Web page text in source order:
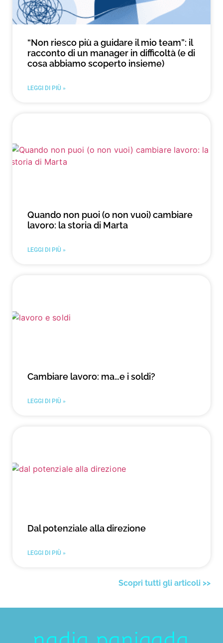
“Non riesco più a guidare il mio team”: il
racconto di un manager in difficoltà (e di
cosa abbiamo scoperto insieme)
LEGGI DI PIÙ »
Quando non puoi (o non vuoi) cambiare
lavoro: la storia di Marta
LEGGI DI PIÙ »
Cambiare lavoro: ma…e i soldi?
LEGGI DI PIÙ »
Dal potenziale alla direzione
LEGGI DI PIÙ »
Scopri tutti gli articoli >>